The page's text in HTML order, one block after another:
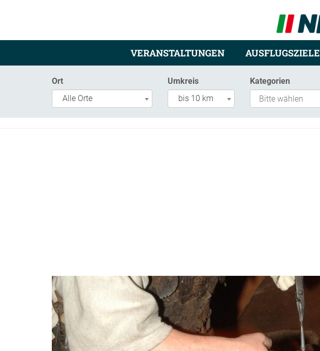
VERANSTALTUNGEN AUSFLUGSZIELE
Ort
Alle Orte
Umkreis
bis 10 km
Kategorien